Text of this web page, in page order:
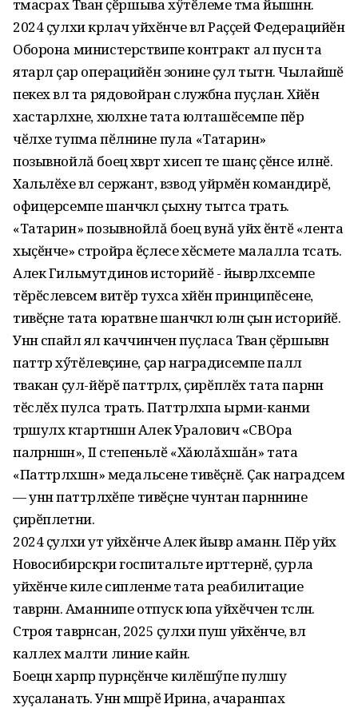
тӑмасӑрах Тӑван ҫӗршыва хӳтӗлеме тӑма йышӑннӑ.
2024 ҫулхи кӑрлач уйӑхӗнче вӑл Раҫҫей Федерацийӗн
Оборона министерствипе контракт алӑ пуснӑ та
ятарлӑ ҫар операцийӗн зонине ҫул тытнӑ. Чылайӑшӗ
пекех вӑл та рядовойран службӑна пуҫланӑ. Хӑйӗн
хастарлӑхне, хӑюлӑхне тата юлташӗсемпе пӗр
чӗлхе тупма пӗлнине пула «Татарин»
позывнойлă боец хӑвӑрт хисеп те шанӑҫ ҫӗнсе илнӗ.
Хальлӗхе вӑл сержант, взвод уйрӑмӗн командирӗ,
офицерсемпе шанчӑклӑ ҫыхӑну тытса тӑрать.
«Татарин» позывнойлă боец вунă уйӑх ӗнтӗ «лента
хыҫӗнче» стройра ӗҫлесе хӗсмете малалла тӑсать.
Алек Гильмутдинов историйӗ - йывӑрлӑхсемпе
тӗрӗслевсем витӗр тухса хӑйӗн принципӗсене,
тивӗҫне тата юратӑвне шанчӑклӑ юлнӑ ҫын историйӗ.
Унӑн сӑпайлӑ ял каччинчен пуҫласа Тӑван ҫӗршывӑн
паттӑр хӳтӗлевҫине, ҫар наградисемпе паллӑ
тӑвакан ҫул-йӗрӗ паттӑрлӑх, ҫирӗплӗх тата парӑннӑ
тӗслӗх пулса тӑрать. Паттӑрлӑхпа ырми-канми
тӑрӑшулӑх кӑтартнӑшӑн Алек Уралович «СВОра
палӑрнӑшӑн», II степеньлӗ «Хăюлăхшăн» тата
«Паттӑрлӑхшӑн» медальсене тивӗҫнӗ. Ҫак наградӑсем
— унӑн паттӑрлӑхӗпе тивӗҫне чунтан парӑннине
ҫирӗплетни.
2024 ҫулхи утӑ уйӑхӗнче Алек йывӑр аманнӑ. Пӗр уйӑх
Новосибирскри госпитальте ирттернӗ, ҫурла
уйӑхӗнче киле сипленме тата реабилитацие
таврӑннӑ. Аманнипе отпуск юпа уйӑхӗччен тӑсӑлнӑ.
Строя таврӑнсан, 2025 ҫулхи пуш уйӑхӗнче, вӑл
каллех малти линие кайнӑ.
Боецӑн харпӑр пурнӑҫӗнче килӗшӳпе пулӑшу
хуҫаланать. Унӑн мӑшӑрӗ Ирина, ачаранпах